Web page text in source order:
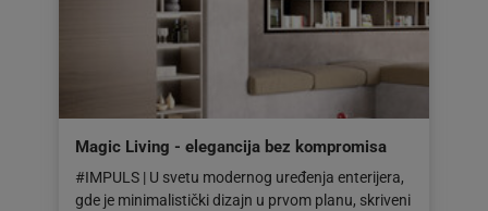
Magic Living - elegancija bez kompromisa
#IMPULS | U svetu modernog uređenja enterijera,
gde je minimalistički dizajn u prvom planu, skriveni